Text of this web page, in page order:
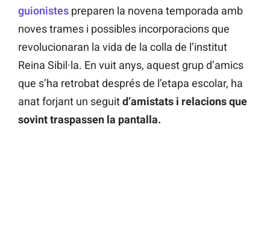
guionistes preparen la novena temporada amb
noves trames i possibles incorporacions que
revolucionaran la vida de la colla de l’institut
Reina Sibil·la. En vuit anys, aquest grup d’amics
que s’ha retrobat després de l’etapa escolar, ha
anat forjant un seguitd’amistats i relacions que
sovint traspassen la pantalla.